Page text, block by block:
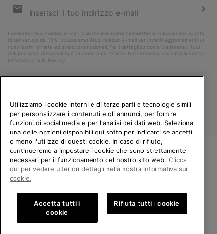
e-
Fornendo il tuo indirizzo e-mail, ti iscrivi alla nostra newsletter e riceverai uno sconto
di benvenuto del 15%. Utilizzeremo il tuo indirizzo e-mail per inviarti aggiornamenti su
nuovi arrivi, offerte ed eventi promozionali. Per i dettagli su come tratteremo i tuoi
dati per scopi di marketing e su come puoi ritirare il tuo consenso, consulta la nostra
Informativa sulla Privacy
Italia
©2026Columbia Sportswear Company. Avenue des Morgines, 12 1213
Petit-Lancy Switzerland. Tutti i diritti riservati.
Politica sulla privacy Termini di utilizzo
Condizioni Generali di Vendita
Public CBCR
BENVENUTO/A IN SOREL.
SELEZIONA IL TUO PAESE DI
Shopping online disponibile
Utilizziamo i cookie interni e di terze parti e tecnologie simili
per personalizzare i contenuti e gli annunci, per fornire
funzioni di social media e per l'analisi dei dati web. Seleziona
una delle opzioni disponibili qui sotto per indicarci se accetti
o meno l'utilizzo di questi cookie. In caso di rifiuto,
continueremo a impostare i cookie che sono strettamente
necessari per il funzionamento del nostro sito web. Clicca
qui per vedere ulteriori dettagli nella nostra informativa sui
cookie.
Accetta tutti i
cookie
Rifiuta tutti i cookie